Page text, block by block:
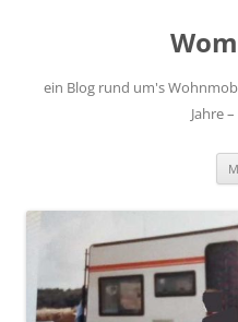
ein Blog rund um's
Jahre